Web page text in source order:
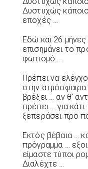
Δυστυχώς
εποχές …
Εδώ και 26
επισημάνει το
φωτισμό …
Πρέπει να
στην
βρέξει … αν θ’
πρέπει … για
ξεπεράσει προ
Εκτός βέβαια …
πρόγραμμα …
είμαστε τύποι
Διαλέχτε …